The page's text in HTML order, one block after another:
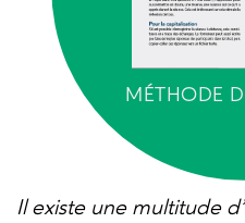
MÉTHODE
Il existe une multitude